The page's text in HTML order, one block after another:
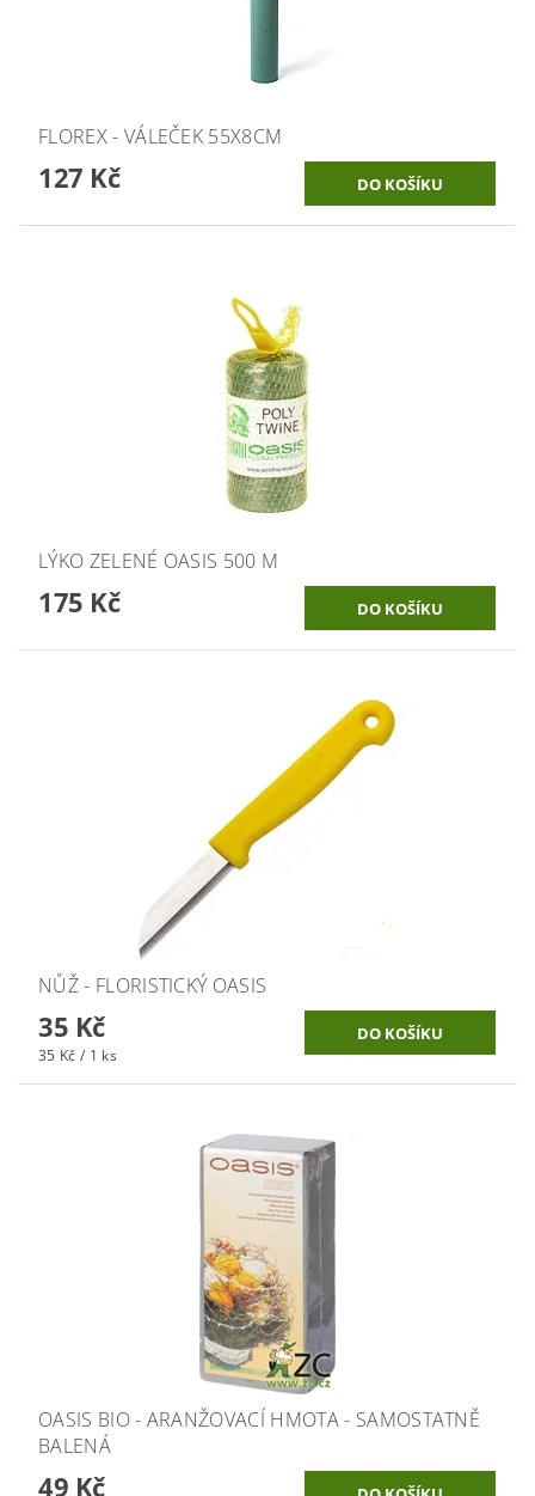
FLOREX - VÁLEČEK 55X8CM
127 Kč
LÝKO ZELENÉ OASIS 500 M
175 Kč
NŮŽ - FLORISTICKÝ OASIS
35 Kč
35 Kč / 1 ks
OASIS BIO - ARANŽOVACÍ HMOTA - SAMOSTATNĚ
BALENÁ
49 Kč